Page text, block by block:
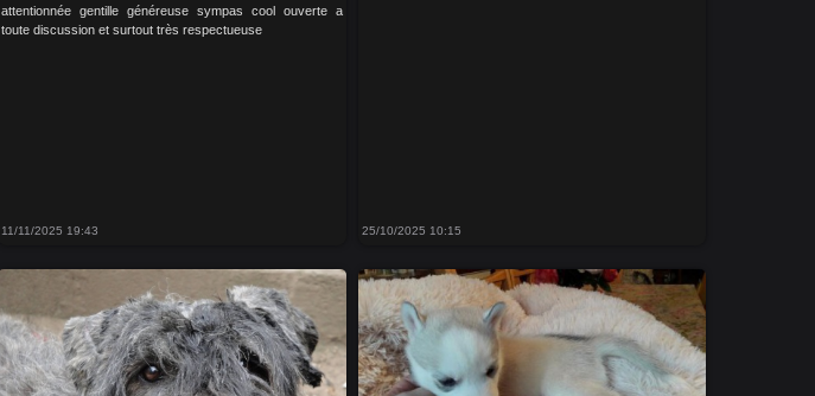
attentionnée gentille généreuse sympas cool ouverte a
toute discussion et surtout très respectueuse
11/11/2025 19:43 25/10/2025 10:15